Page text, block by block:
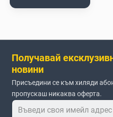
Получавай
новини
Присъедини се към хиляди
пропускаш никаква оферта.